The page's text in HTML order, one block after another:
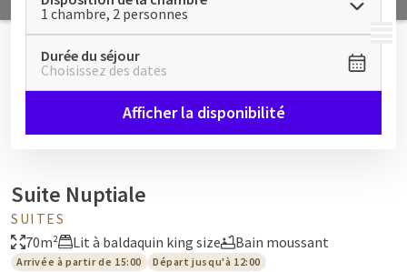
MENU
1 chambre, 2 personnes
Durée du séjour
Choisissez des dates
Afficher la disponibilité
Suite Nuptiale
SUITES
70m²
Lit à baldaquin king size Bain moussant
Arrivée à partir de 15:00 Départ jusqu'à 12:00